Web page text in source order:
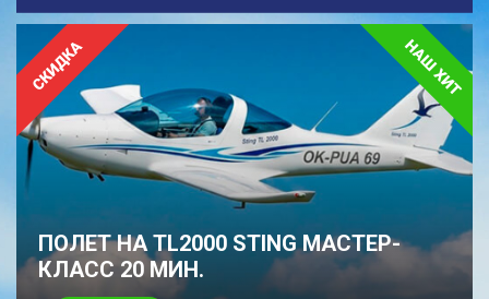
ПОЛЕТ НА TL2000 STING МАСТЕР-
КЛАСС 20 МИН.